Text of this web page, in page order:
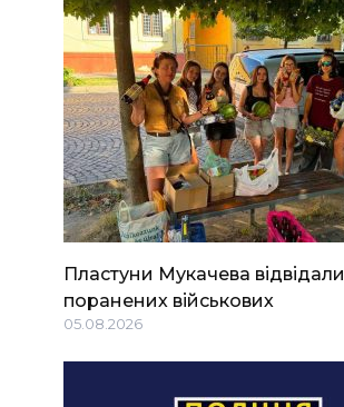
Пластуни Мукачева відвідали
поранених військових
05.08.2026